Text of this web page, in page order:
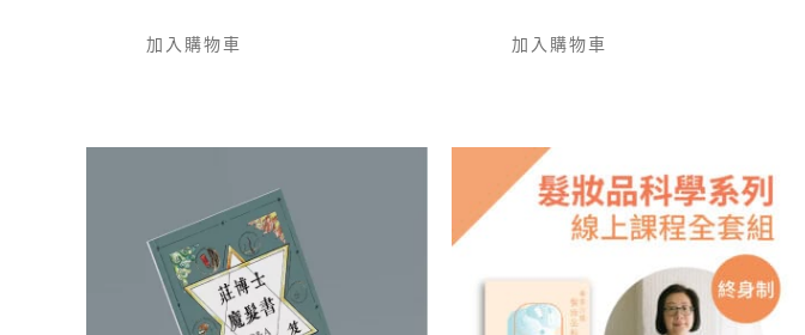
加入購物車 加入購物車